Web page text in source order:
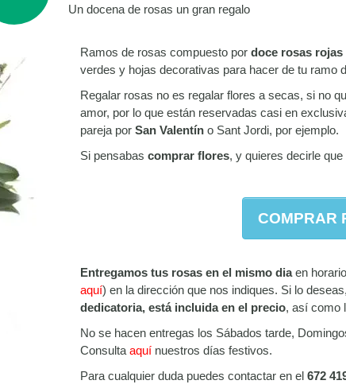
Un docena de rosas un gran regalo
Ramos de rosas compuesto por doce rosas
verdes y hojas decorativas para hacer de tu ramo
Regalar rosas no es regalar flores a secas, si no
amor, por lo que están reservadas casi en
pareja por San Valentíno Sant Jordi, por ejemplo.
Si pensabas comprar flores, y quieres decirle
COMPRAR
Entregamos tus rosas en el mismo diaen
aquí) en la dirección que nos indiques. Si lo
dedicatoria, está incluida en el precio, así como
No se hacen entregas los Sábados tarde,
Consulta aquínuestros días festivos.
Para cualquier duda puedes contactar en el 672